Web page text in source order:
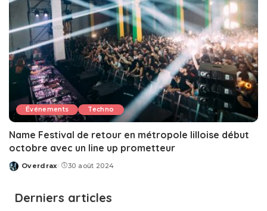
Événements Techno
Name Festival de retour en métropole lilloise début
octobre avec un line up prometteur
Posted
Overdrax 30 août 2024
Derniers articles